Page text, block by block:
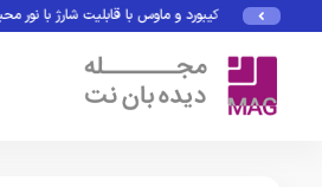
کیبورد و ماوس با قابلیت شارژ با نور